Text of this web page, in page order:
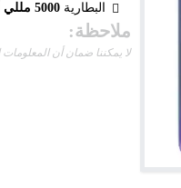
البطارية 5000 مللي أمبير - 18 واط
ملاحظة:
لا يمكننا ضمان أن المعلومات